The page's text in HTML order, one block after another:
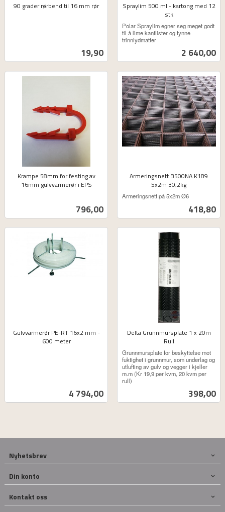
90 grader rørbend til 16 mm rør
Pris
19,90
Spraylim 500 ml - kartong med 12
stk
Pris
2 640,00
ekskl.
mva.
Polar Spraylim egner seg meget godt
til å lime kantlister og tynne
trinnlydmatter
Krampe 58mm for festing av
16mm gulvvarmerør i EPS
Pris
796,00
Armeringsnett B500NA K189
5x2m 30,2kg
Pris
418,80
ekskl.
Armeringsnett på 5x2m Ø6
Gulvvarmerør PE-RT 16x2 mm -
600 meter
Pris
4 794,00
Delta Grunnmursplate 1 x 20m
Rull
Pris
398,00
ekskl.
mva.
Grunnmursplate for beskyttelse mot
fuktighet i grunnmur, som underlag og
utlufting av gulv og vegger i kjeller
m.m (Kr 19,9 per kvm, 20 kvm per
rull)
Nyhetsbrev
Din konto
Kontakt oss